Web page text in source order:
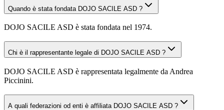
Quando è stata fondata DOJO SACILE ASD ?
DOJO SACILE ASD è stata fondata nel 1974.
Chi è il rappresentante legale di DOJO SACILE ASD ?
DOJO SACILE ASD è rappresentata legalmente da Andrea
Piccinini.
A quali federazioni od enti è affiliata DOJO SACILE ASD ?